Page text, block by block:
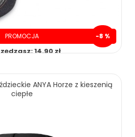
PROMOCJA -8 %
14.90 zł
ANYA Horze z kieszenią
ciepłe